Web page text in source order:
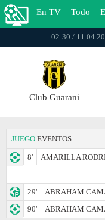
En TV | Todo |
02:30 /
Club Guarani
JUEGO EVENTOS
8'
AMARILLA
29'
ABRAHAM
90'
ABRAHAM